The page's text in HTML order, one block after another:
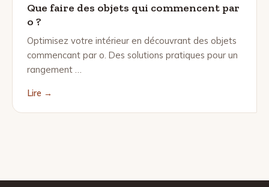
Que faire des objets qui commencent par
o ?
Optimisez votre intérieur en découvrant des objets
commencant par o. Des solutions pratiques pour un
rangement …
Lire →